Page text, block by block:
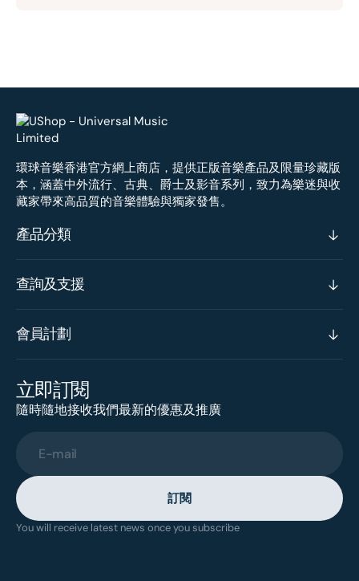
環球音樂香港官方網上商店，提供正版音樂產品及限量珍藏版
本，涵蓋中外流行、古典、爵士及影音系列，致力為樂迷與收
藏家帶來高品質的音樂體驗與獨家發售。
產品分類
查詢及支援
會員計劃
立即訂閱
隨時隨地接收我們最新的優惠及推廣
E-mail
訂閱
You will receive latest news once you subscribe